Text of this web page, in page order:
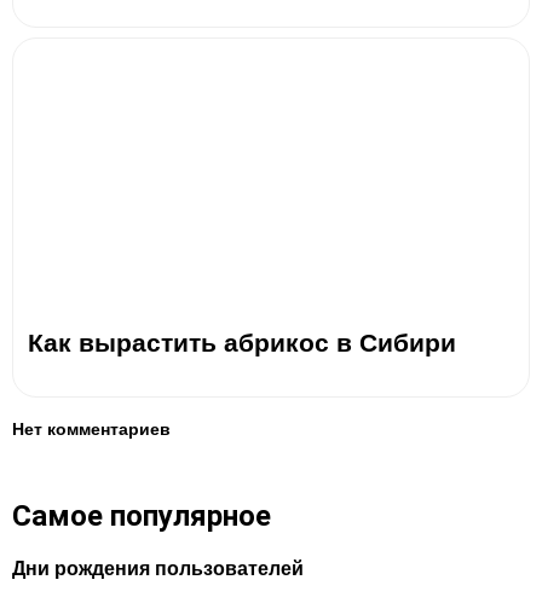
Как вырастить абрикос в Сибири
Нет комментариев
Самое популярное
Дни рождения пользователей